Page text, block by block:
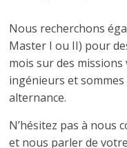
Nous recherchons
Master I ou II) pour
mois sur des missions
ingénieurs et
alternance.
N’hésitez pas à nous
et nous parler de